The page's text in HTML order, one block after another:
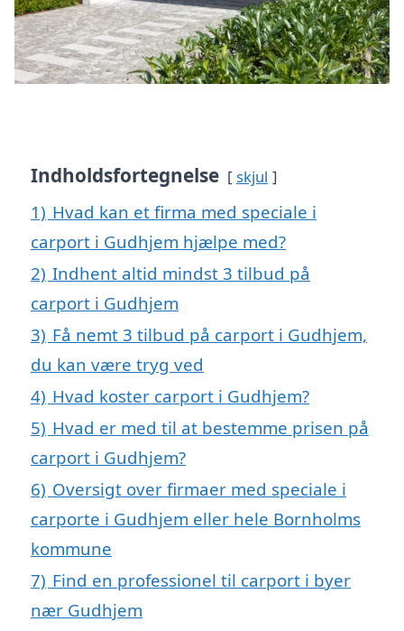
Indholdsfortegnelse skjul
1) Hvad kan et firma med speciale i
carport i Gudhjem hjælpe med?
2) Indhent altid mindst 3 tilbud på
carport i Gudhjem
3) Få nemt 3 tilbud på carport i Gudhjem,
du kan være tryg ved
4) Hvad koster carport i Gudhjem?
5) Hvad er med til at bestemme prisen på
carport i Gudhjem?
6) Oversigt over firmaer med speciale i
carporte i Gudhjem eller hele Bornholms
kommune
7) Find en professionel til carport i byer
nær Gudhjem